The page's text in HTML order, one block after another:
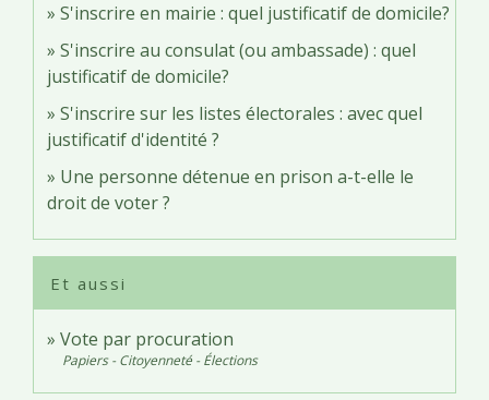
S'inscrire en mairie : quel justificatif de domicile?
S'inscrire au consulat (ou ambassade) : quel
justificatif de domicile?
S'inscrire sur les listes électorales : avec quel
justificatif d'identité ?
Une personne détenue en prison a-t-elle le
droit de voter ?
Et aussi
Vote par procuration
Papiers - Citoyenneté - Élections